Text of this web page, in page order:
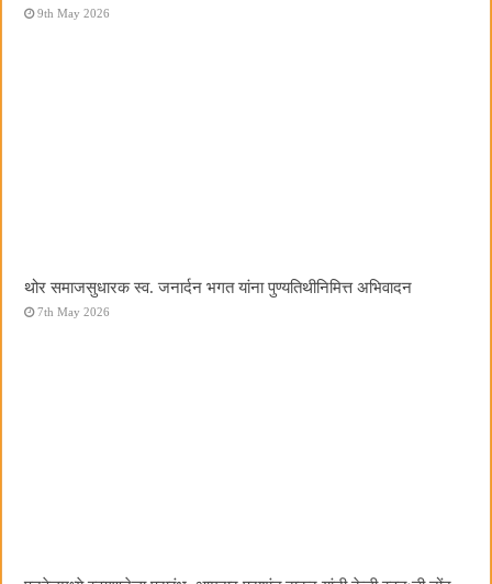
9th May 2026
थोर समाजसुधारक स्व. जनार्दन भगत यांना पुण्यतिथीनिमित्त अभिवादन
7th May 2026